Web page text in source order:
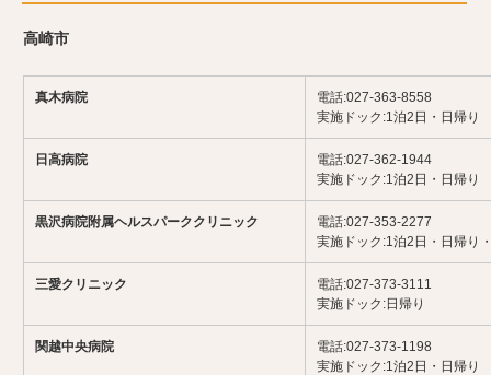
高崎市
真木病院
電話:027-363-8558
実施ドック:1泊2日・日帰り
日高病院
電話:027-362-1944
実施ドック:1泊2日・日帰り
黒沢病院附属ヘルスパーククリニック
電話:027-353-2277
実施ドック:1泊2日・日帰り
三愛クリニック
電話:027-373-3111
実施ドック:日帰り
関越中央病院
電話:027-373-1198
実施ドック:1泊2日・日帰り